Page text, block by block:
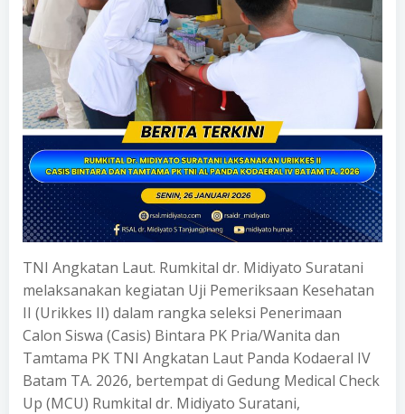
TNI Angkatan Laut. Rumkital dr. Midiyato Suratani
melaksanakan kegiatan Uji Pemeriksaan Kesehatan
II (Urikkes II) dalam rangka seleksi Penerimaan
Calon Siswa (Casis) Bintara PK Pria/Wanita dan
Tamtama PK TNI Angkatan Laut Panda Kodaeral IV
Batam TA. 2026, bertempat di Gedung Medical Check
Up (MCU) Rumkital dr. Midiyato Suratani,